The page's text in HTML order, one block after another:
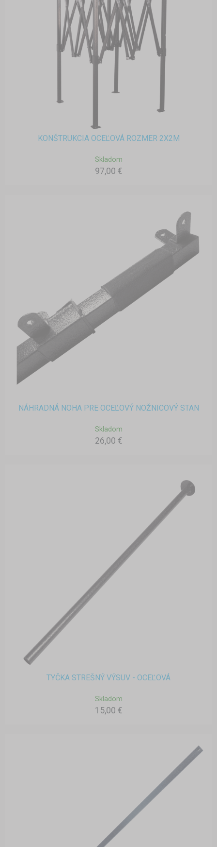
KONŠTRUKCIA OCEĽOVÁ ROZMER 2X2M
Skladom
97,00 €
NÁHRADNÁ NOHA PRE OCEĽOVÝ NOŽNICOVÝ STAN
Skladom
26,00 €
TYČKA STREŠNÝ VÝSUV - OCEĽOVÁ
Skladom
15,00 €